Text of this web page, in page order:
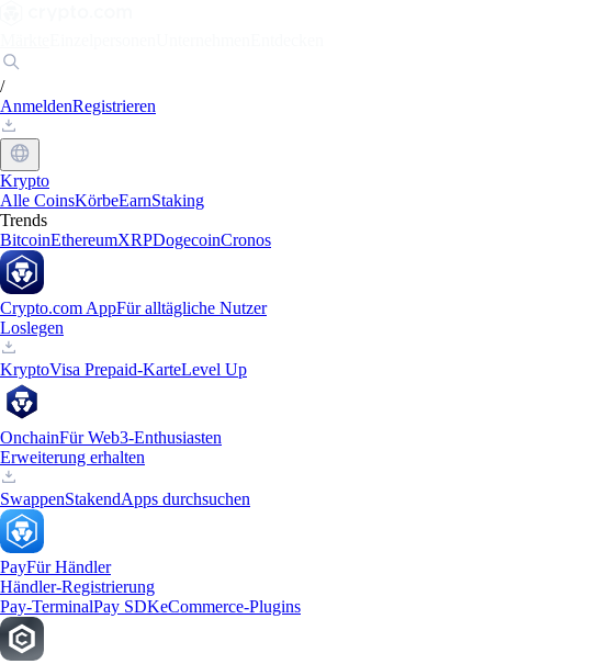
/
AnmeldenRegistrieren
Krypto
Alle CoinsKörbeEarnStaking
Trends
BitcoinEthereumXRPDogecoinCronos
Crypto.com AppFür alltägliche Nutzer
Loslegen
KryptoVisa Prepaid-KarteLevel Up
OnchainFür Web3-Enthusiasten
Erweiterung erhalten
SwappenStakendApps durchsuchen
PayFür Händler
Händler-Registrierung
Pay-TerminalPay SDKeCommerce-Plugins